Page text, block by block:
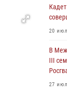
Во
20
В
III
27